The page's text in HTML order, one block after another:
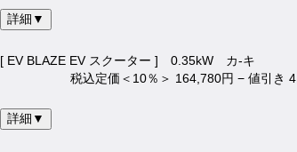
詳細▼
[ EV BLAZE EV スクーター ] 0.35kW カ-キ
税込定価＜10％＞ 164,780円 − 値引き
詳細▼